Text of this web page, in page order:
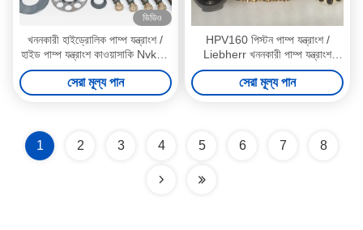
ভিডিও
খননকারী হাইড্রোলিক পাম্প যন্ত্রাংশ /
হাইড পাম্প যন্ত্রাংশ কাওয়াসাকি Nvk45
NV84 NV111 NV120 NV237
সেরা মূল্য পান
HPV160 পিস্টন পাম্প যন্ত্রাংশ /
Liebherr খননকারী পাম্প যন্ত্রাংশ
Pc50 সুইং মোটর
সেরা মূল্য পান
1 2 3 4 5 6 7 8